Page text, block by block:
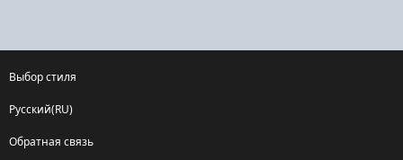
Выбор стиля
Русский(RU)
Обратная связь